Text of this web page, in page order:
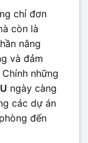
chỉ đơn
còn là
nâng
và đảm
những
ngày càng
các dự án
đến